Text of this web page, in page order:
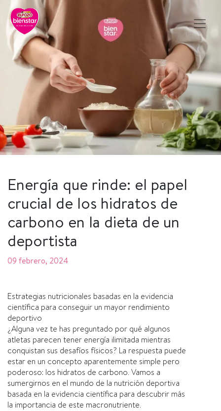
Energía que rinde: el papel
crucial de los hidratos de
carbono en la dieta de un
deportista
09 febrero, 2024
Estrategias nutricionales basadas en la evidencia
científica para conseguir un mayor rendimiento
deportivo
¿Alguna vez te has preguntado por qué algunos
atletas parecen tener energía ilimitada mientras
conquistan sus desafíos físicos? La respuesta puede
estar en un concepto aparentemente simple pero
poderoso: los hidratos de carbono. Vamos a
sumergirnos en el mundo de la nutrición deportiva
basada en la evidencia científica para descubrir más
la importancia de este macronutriente.